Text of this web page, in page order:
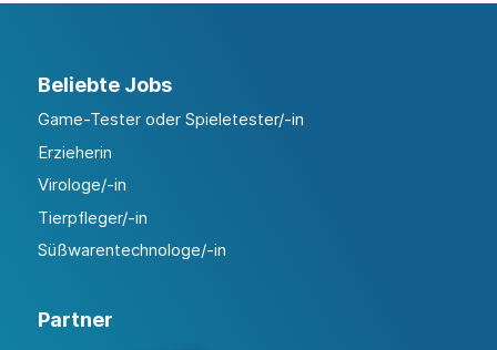
Beliebte Jobs
Game-Tester oder Spieletester/-in
Erzieherin
Virologe/-in
Tierpfleger/-in
Süßwarentechnologe/-in
Partner